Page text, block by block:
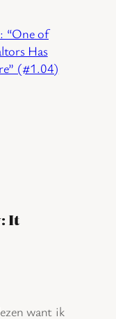
“One of
Has
(#1.04)
It
want ik